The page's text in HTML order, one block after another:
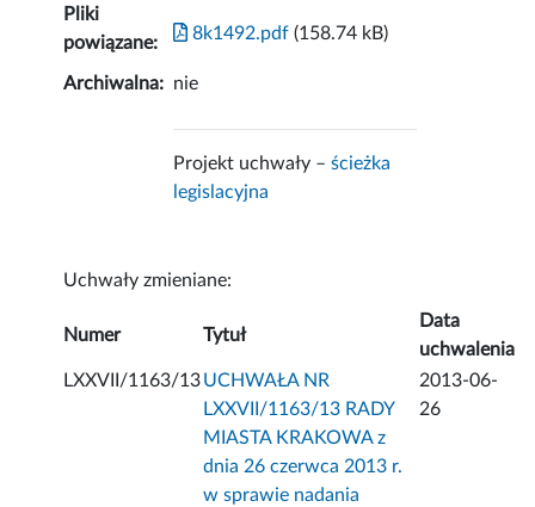
Pliki
powiązane:
8k1492.pdf (158.74 kB)
Archiwalna: nie
Projekt uchwały –ścieżka
legislacyjna
Uchwały zmieniane:
Numer Tytuł
Data
uchwalenia
LXXVII/1163/13UCHWAŁA NR
LXXVII/1163/13 RADY
MIASTA KRAKOWA z
dnia 26 czerwca 2013 r.
w sprawie nadania
2013-06-
26